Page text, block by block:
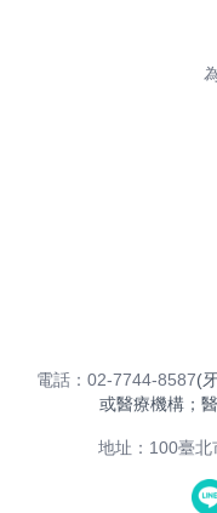
電話：02-7744-8587(
或醫療機構；
地址：100臺